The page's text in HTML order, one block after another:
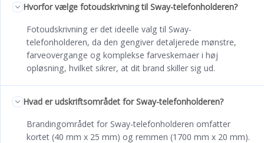
Hvorfor vælge fotoudskrivning til Sway-telefonholderen?
Fotoudskrivning er det ideelle valg til Sway-
telefonholderen, da den gengiver detaljerede mønstre,
farveovergange og komplekse farveskemaer i høj
opløsning, hvilket sikrer, at dit brand skiller sig ud.
Hvad er udskriftsområdet for Sway-telefonholderen?
Brandingområdet for Sway-telefonholderen omfatter
kortet (40 mm x 25 mm) og remmen (1700 mm x 20 mm).